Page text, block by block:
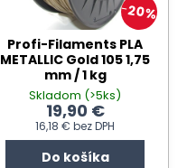
20%
Profi-Filaments PLA
METALLIC Gold 105 1,75
mm / 1 kg
Skladom (>5ks)
19,90 €
16,18 € bez DPH
Do košíka